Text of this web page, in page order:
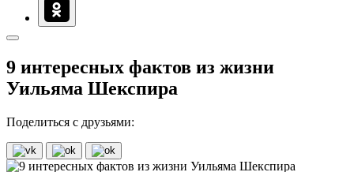
9 интересных фактов из жизни
Уильяма Шекспира
Поделиться с друзьями: